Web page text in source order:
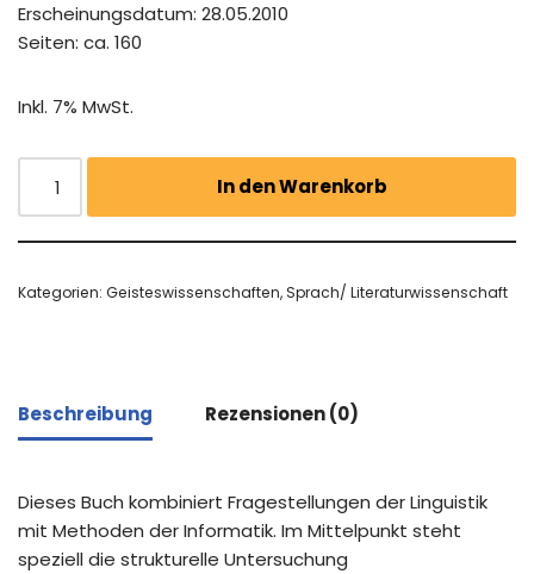
Erscheinungsdatum: 28.05.2010
Seiten: ca. 160
Inkl. 7% MwSt.
In den Warenkorb
Kategorien: Geisteswissenschaften,Sprach/ Literaturwissenschaft
Beschreibung Rezensionen (0)
Dieses Buch kombiniert Fragestellungen der Linguistik
mit Methoden der Informatik. Im Mittelpunkt steht
speziell die strukturelle Untersuchung